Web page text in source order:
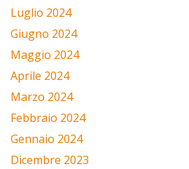
Luglio 2024
Giugno 2024
Maggio 2024
Aprile 2024
Marzo 2024
Febbraio 2024
Gennaio 2024
Dicembre 2023